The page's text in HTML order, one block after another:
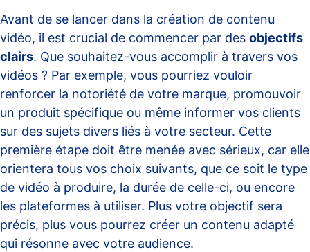
Avant de se lancer dans la création de contenu
vidéo, il est crucial de commencer par des objectifs
clairs. Que souhaitez-vous accomplir à travers vos
vidéos ? Par exemple, vous pourriez vouloir
renforcer la notoriété de votre marque, promouvoir
un produit spécifique ou même informer vos clients
sur des sujets divers liés à votre secteur. Cette
première étape doit être menée avec sérieux, car elle
orientera tous vos choix suivants, que ce soit le type
de vidéo à produire, la durée de celle-ci, ou encore
les plateformes à utiliser. Plus votre objectif sera
précis, plus vous pourrez créer un contenu adapté
qui résonne avec votre audience.